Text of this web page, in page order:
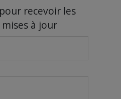
pour recevoir les
à jour